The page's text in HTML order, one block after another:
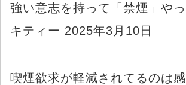
強い意志を持って「禁煙」やっ
キティー 2025年3月10日
喫煙欲求が軽減されてるのは